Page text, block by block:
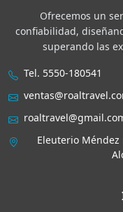
Ofrecemos un
confiabilidad,
superando las
Tel. 5550-180541
Eleuterio Méndez